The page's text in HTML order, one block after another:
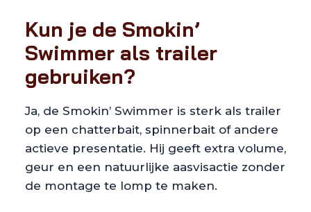
Kun je de Smokin’
Swimmer als trailer
gebruiken?
Ja, de Smokin’ Swimmer is sterk als trailer
op een chatterbait, spinnerbait of andere
actieve presentatie. Hij geeft extra volume,
geur en een natuurlijke aasvisactie zonder
de montage te lomp te maken.